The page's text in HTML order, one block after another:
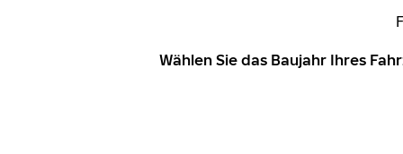
Wählen Sie das Baujahr Ihres